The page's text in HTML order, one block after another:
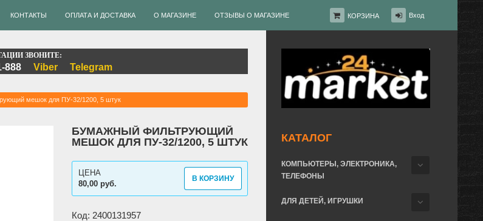
КОРЗИНА Вход
КОНТАКТЫ ОПЛАТА И ДОСТАВКА О МАГАЗИНЕ ОТЗЫВЫ О МАГАЗИНЕ
КАТАЛОГ
КОМПЬЮТЕРЫ, ЭЛЕКТРОНИКА,
ТЕЛЕФОНЫ
ДЛЯ ДЕТЕЙ, ИГРУШКИ
ЗВОНИТЕ:
888 Viber Telegram
мешок для ПУ-32/1200, 5 штук
БУМАЖНЫЙ ФИЛЬТРУЮЩИЙ
МЕШОК ДЛЯ ПУ-32/1200, 5 ШТУК
80,00 руб.
ЦЕНА
В КОРЗИНУ
Код: 2400131957